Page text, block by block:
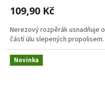
109,90 Kč
Nerezový rozpěrák usnadňuje
částí úlu slepených propolisem.
Novinka